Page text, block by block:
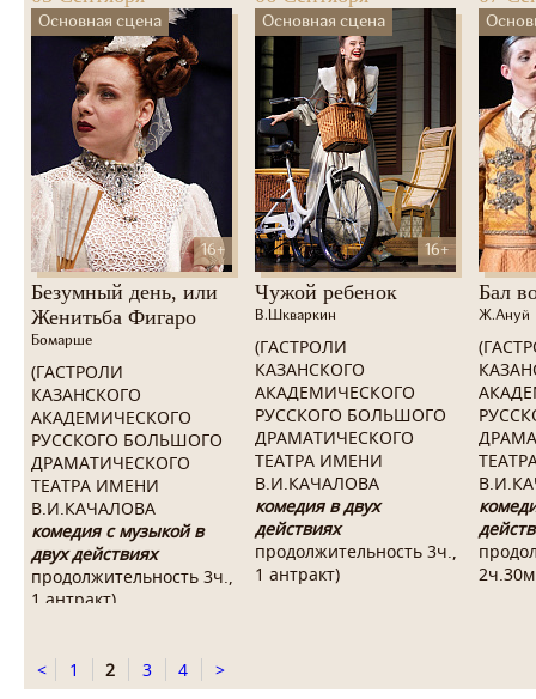
Основная сцена
16+
Безумный день, или
Женитьба Фигаро
Бомарше
(ГАСТРОЛИ
КАЗАНСКОГО
АКАДЕМИЧЕСКОГО
РУССКОГО БОЛЬШОГО
ДРАМАТИЧЕСКОГО
ТЕАТРА ИМЕНИ
В.И.КАЧАЛОВА
комедия с музыкой в
двух действиях
продолжительность 3ч.,
1 антракт)
Основная сцена
16+
Чужой ребенок
В.Шкваркин
(ГАСТРОЛИ
КАЗАНСКОГО
АКАДЕМИЧЕСКОГО
РУССКОГО БОЛЬШОГО
ДРАМАТИЧЕСКОГО
ТЕАТРА ИМЕНИ
В.И.КАЧАЛОВА
комедия в двух
действиях
продолжительность 3ч.,
1 антракт)
Бал
Ж.Ануй
< 1 2 3 4 >